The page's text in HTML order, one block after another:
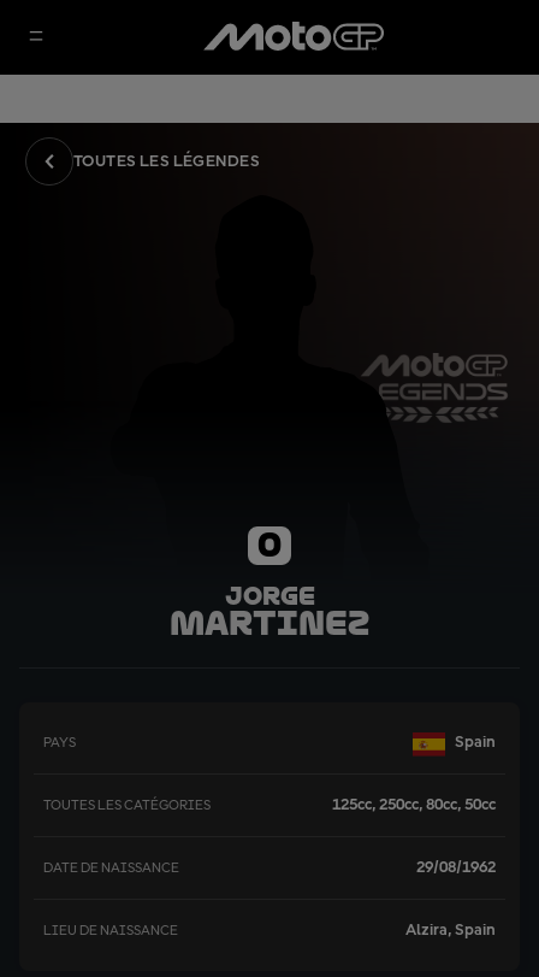
TOUTES LES LÉGENDES
0
Jorge
Martinez
PAYS Spain
TOUTES LES CATÉGORIES 125cc, 250cc, 80cc, 50cc
DATE DE NAISSANCE 29/08/1962
LIEU DE NAISSANCE Alzira, Spain